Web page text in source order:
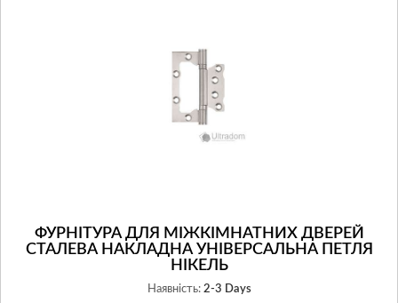
ФУРНІТУРА ДЛЯ МІЖКІМНАТНИХ ДВЕРЕЙ
СТАЛЕВА НАКЛАДНА УНІВЕРСАЛЬНА ПЕТЛЯ
НІКЕЛЬ
Наявність: 2-3 Days